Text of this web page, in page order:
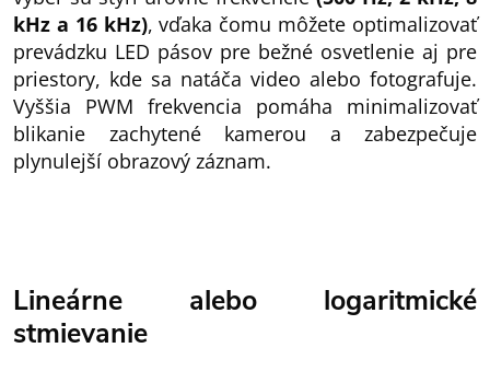
kHz a 16 kHz), vďaka čomu môžete optimalizovať
prevádzku LED pásov pre bežné osvetlenie aj pre
priestory, kde sa natáča video alebo fotografuje.
Vyššia PWM frekvencia pomáha minimalizovať
blikanie zachytené kamerou a zabezpečuje
plynulejší obrazový záznam.
Lineárne alebo logaritmické
stmievanie